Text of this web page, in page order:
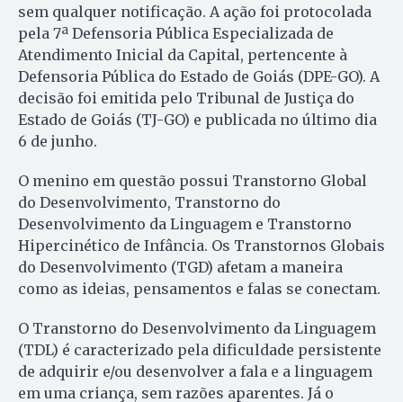
sem qualquer notificação. A ação foi protocolada
pela 7ª Defensoria Pública Especializada de
Atendimento Inicial da Capital, pertencente à
Defensoria Pública do Estado de Goiás (DPE-GO). A
decisão foi emitida pelo Tribunal de Justiça do
Estado de Goiás (TJ-GO) e publicada no último dia
6 de junho.
O menino em questão possui Transtorno Global
do Desenvolvimento, Transtorno do
Desenvolvimento da Linguagem e Transtorno
Hipercinético de Infância. Os Transtornos Globais
do Desenvolvimento (TGD) afetam a maneira
como as ideias, pensamentos e falas se conectam.
O Transtorno do Desenvolvimento da Linguagem
(TDL) é caracterizado pela dificuldade persistente
de adquirir e/ou desenvolver a fala e a linguagem
em uma criança, sem razões aparentes. Já o